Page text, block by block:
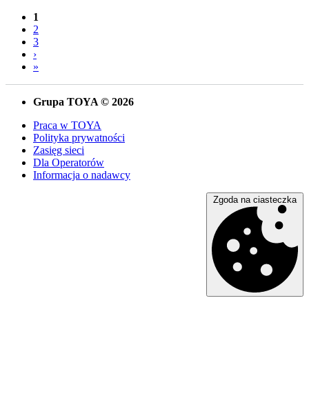
1
2
3
›
»
Grupa TOYA © 2026
Praca w TOYA
Polityka prywatności
Zasięg sieci
Dla Operatorów
Informacja o nadawcy
Zgoda na ciasteczka